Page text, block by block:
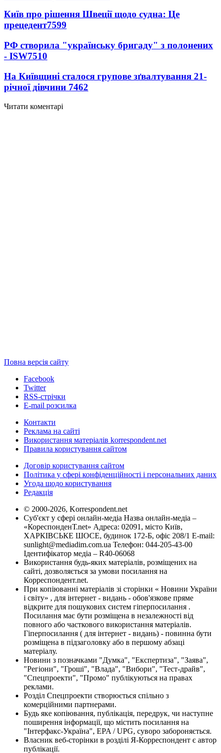
Київ про рішення Швеції щодо судна: Це
прецедент7599
РФ створила "українську бригаду" з полонених
- ISW7510
На Київщині сталося групове зґвалтування 21-
річної дівчини 7462
Читати коментарі
Повна версія сайту
Facebook
Twitter
RSS-стрічки
E-mail розсилка
Контакти
Реклама на сайті
Використання матеріалів korrespondent.net
Правила користування сайтом
Договір користування сайтом
Політика у сфері конфіденційності і персональних даних
Угода щодо користування
Редакція
© 2000-2026, Korrespondent.net
Суб'єкт у сфері онлайн-медіа Назва онлайн-медіа –
«КореспонденТ.net» Адреса: 02091, місто Київ,
ХАРКІВСЬКЕ ШОСЕ, будинок 172-Б, офіс 208/1 E-mail:
sunlight@mediadim.com.ua Телефон: 044-205-43-00
Ідентифікатор медіа – R40-06068
Використання будь-яких матеріалів, розміщених на
сайті, дозволяється за умови посилання на
Корреспондент.net.
При копіюванні матеріалів зі сторінки « Новини України
і світу» , для інтернет - видань - обов'язкове пряме
відкрите для пошукових систем гіперпосилання .
Посилання має бути розміщена в незалежності від
повного або часткового використання матеріалів.
Гіперпосилання ( для інтернет - видань) - повинна бути
розміщена в підзаголовку або в першому абзаці
матеріалу.
Новини з позначками "Думка", "Експертиза", "Заява",
"Регіони", "Гроші", "Влада", "Вибори", "Тест-драйв",
"Спецпроекти", "Промо" публікуються на правах
реклами.
Розділ Спецпроекти створюється спільно з
комерційними партнерами.
Будь яке копіювання, публікація, передрук, чи наступне
поширення інформації, що містить посилання на
"Інтерфакс-Україна", EPA / UPG, суворо забороняється.
Власник веб-сторінки в розділі Я-Корреспондент є автор
публікації.